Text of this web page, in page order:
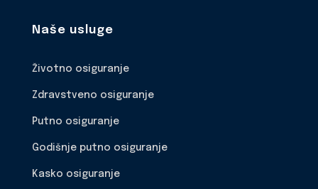
Naše usluge
Životno osiguranje
Zdravstveno osiguranje
Putno osiguranje
Godišnje putno osiguranje
Kasko osiguranje